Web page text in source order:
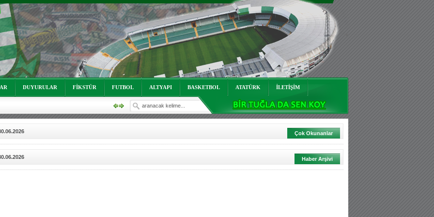
DUYURULAR FİKSTÜR FUTBOL ALTYAPI BASKETBOL ATATÜRK İLETİŞİM
Çok Okunanlar
Haber Arşivi